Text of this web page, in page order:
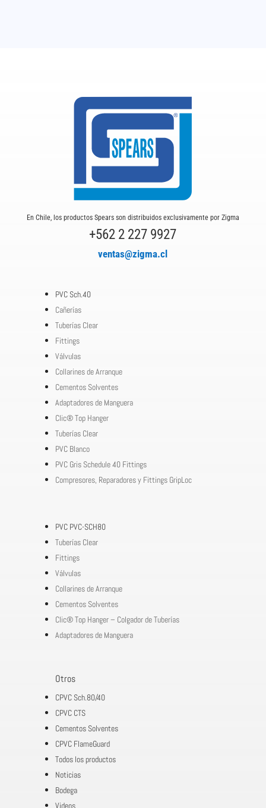
En Chile, los productos Spears son distribuidos exclusivamente por Zigma
+562 2 227 9927
ventas@zigma.cl
PVC Sch.40
Cañerías
Tuberías Clear
Fittings
Válvulas
Collarines de Arranque
Cementos Solventes
Adaptadores de Manguera
Clic® Top Hanger
Tuberías Clear
PVC Blanco
PVC Gris Schedule 40 Fittings
Compresores, Reparadores y Fittings GripLoc
PVC PVC-SCH80
Tuberías Clear
Fittings
Válvulas
Collarines de Arranque
Cementos Solventes
Clic® Top Hanger – Colgador de Tuberías
Adaptadores de Manguera
Otros
CPVC Sch.80/40
CPVC CTS
Cementos Solventes
CPVC FlameGuard
Todos los productos
Noticias
Bodega